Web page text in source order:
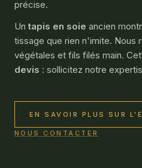
précise.
Untapis en soie ancien
tissage que rien n'imite. Nous
végétales et fils filés main.
devis : sollicitez notre
EN SAVOIR PLUS SUR
NOUS CONTACTER